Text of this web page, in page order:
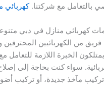
بالتعامل مع شركتنا.
كهربائي منازل في دبي
من الكهربائيين المحترفين
الخبرة اللازمة للتعامل
سواء كنت بحاجة إلى
تركيب مآخذ جديدة، أو تركيب